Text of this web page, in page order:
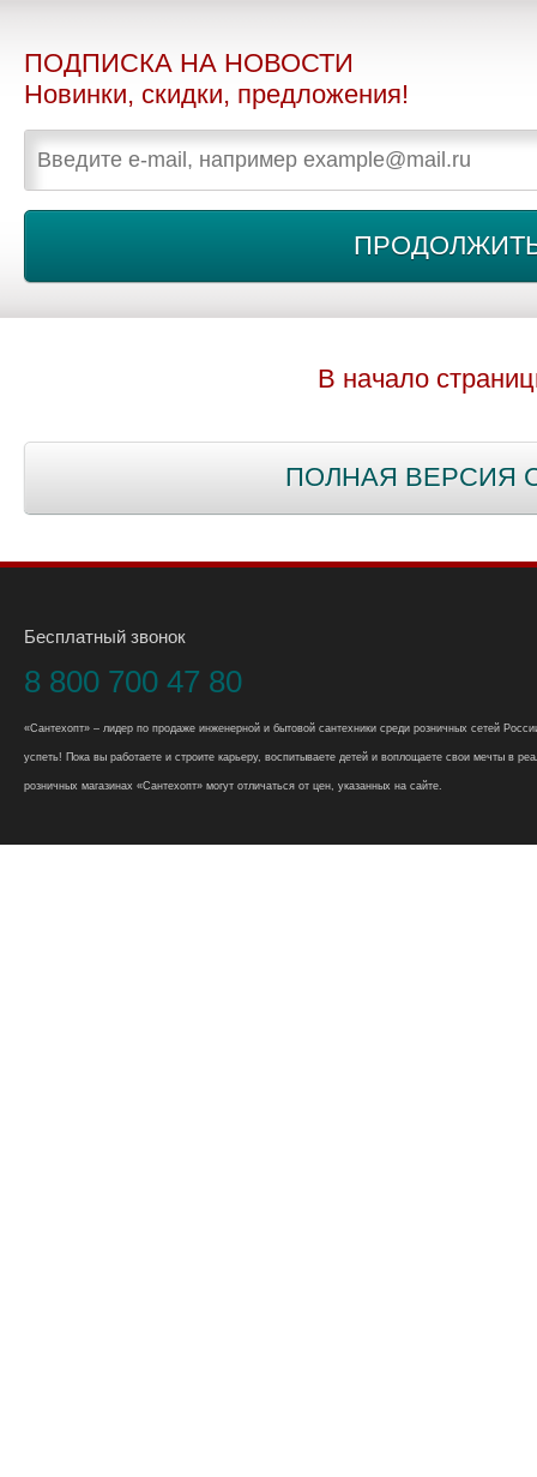
ПОДПИСКА НА НОВОСТИ
Новинки, скидки, предложения!
В начало
ПОЛНАЯ ВЕРСИЯ
Бесплатный звонок
8 800 700 47 80
«Сантехопт» – лидер по продаже инженерной и бытовой сантехники среди розничных сетей
успеть! Пока вы работаете и строите карьеру, воспитываете детей и воплощаете свои мечты в
розничных магазинах «Сантехопт» могут отличаться от цен, указанных на сайте.